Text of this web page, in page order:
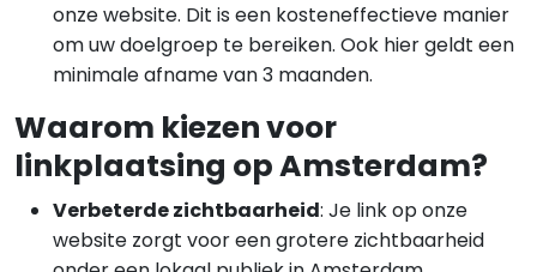
onze website. Dit is een kosteneffectieve manier
om uw doelgroep te bereiken. Ook hier geldt een
minimale afname van 3 maanden.
Waarom kiezen voor
linkplaatsing op Amsterdam?
Verbeterde zichtbaarheid: Je link op onze
website zorgt voor een grotere zichtbaarheid